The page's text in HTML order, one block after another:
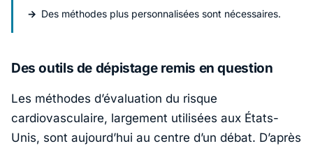
Des méthodes plus personnalisées sont nécessaires.
Des outils de dépistage remis en question
Les méthodes d’évaluation du risque
cardiovasculaire, largement utilisées aux États-
Unis, sont aujourd’hui au centre d’un débat. D’après